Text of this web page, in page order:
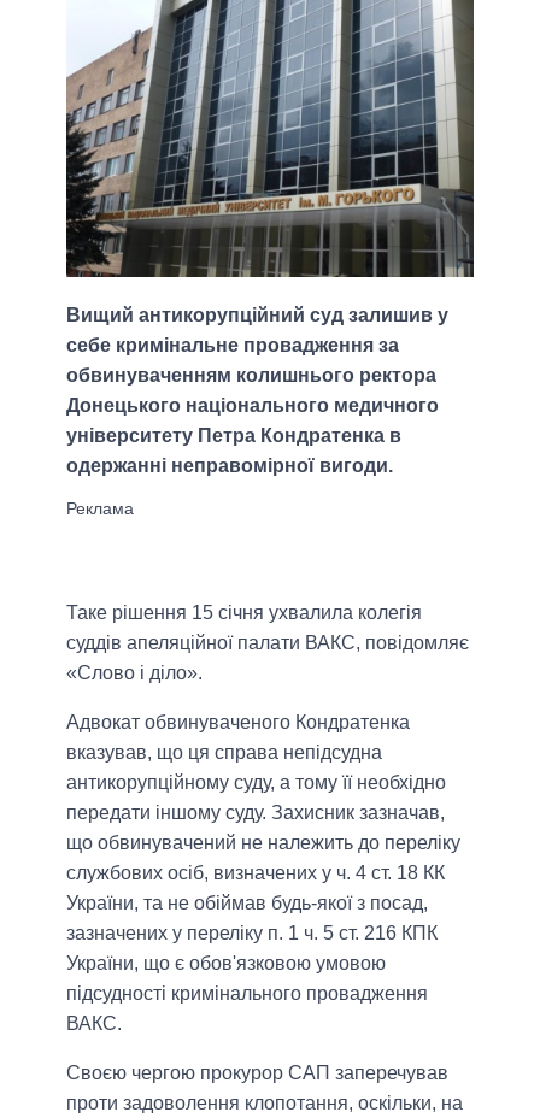
Вищий антикорупційний суд залишив у
себе кримінальне провадження за
обвинуваченням колишнього ректора
Донецького національного медичного
університету Петра Кондратенка в
одержанні неправомірної вигоди.
Таке рішення 15 січня ухвалила колегія
суддів апеляційної палати ВАКС, повідомляє
«Слово і діло».
Адвокат обвинуваченого Кондратенка
вказував, що ця справа непідсудна
антикорупційному суду, а тому її необхідно
передати іншому суду. Захисник зазначав,
що обвинувачений не належить до переліку
службових осіб, визначених у ч. 4 ст. 18 КК
України, та не обіймав будь-якої з посад,
зазначених у переліку п. 1 ч. 5 ст. 216 КПК
України, що є обов'язковою умовою
підсудності кримінального провадження
ВАКС.
Своєю чергою прокурор САП заперечував
проти задоволення клопотання, оскільки, на